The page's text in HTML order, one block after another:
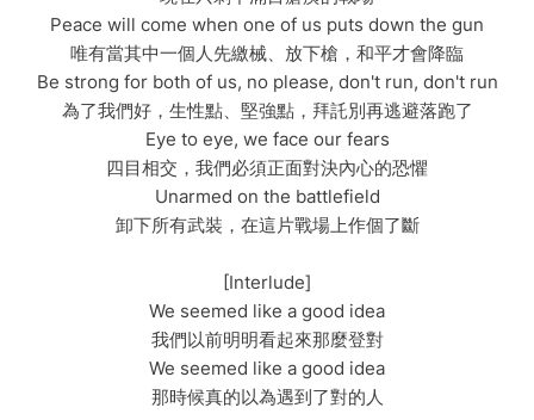
Peace will come when one of us puts down the gun
唯有當其中一個人先繳械、放下槍，和平才會降臨
Be strong for both of us, no please, don't run, don't run
為了我們好，生性點、堅強點，拜託別再逃避落跑了
Eye to eye, we face our fears
四目相交，我們必須正面對決內心的恐懼
Unarmed on the battlefield
卸下所有武裝，在這片戰場上作個了斷
[Interlude]
We seemed like a good idea
我們以前明明看起來那麼登對
We seemed like a good idea
那時候真的以為遇到了對的人